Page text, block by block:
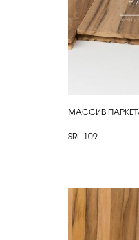
КУПИТЬ
МАССИВ
SRL-109